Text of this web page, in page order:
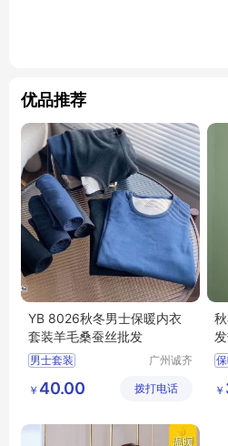
优品推荐
YB 8026秋冬男士保暖内衣
套装羊毛桑蚕丝批发
男士套装
广州诚齐
公司
￥ 40.00 拨打电话 ￥